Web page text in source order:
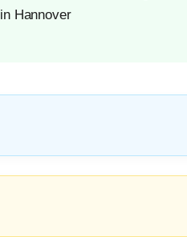
in Hannover